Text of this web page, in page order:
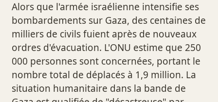
Alors que l'armée israélienne intensifie ses
bombardements sur Gaza, des centaines de
milliers de civils fuient après de nouveaux
ordres d'évacuation. L'ONU estime que 250
000 personnes sont concernées, portant le
nombre total de déplacés à 1,9 million. La
situation humanitaire dans la bande de